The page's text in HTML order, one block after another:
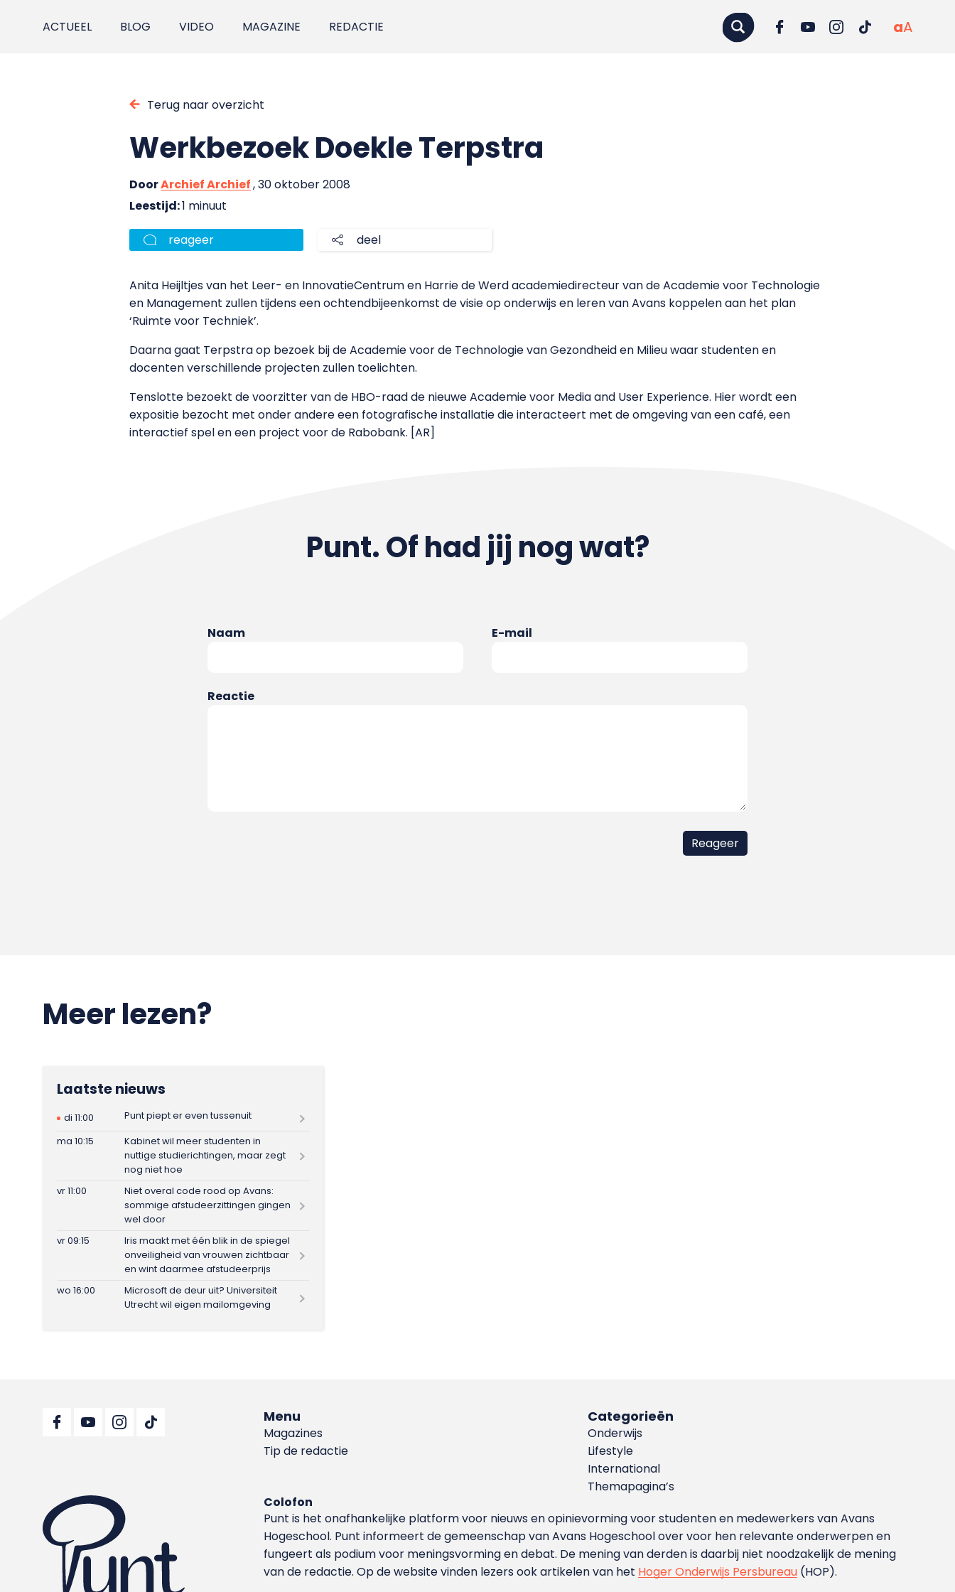
ACTUEEL BLOG VIDEO MAGAZINE REDACTIE aA
Terug naar overzicht
Werkbezoek Doekle Terpstra
DoorArchief Archief, 30 oktober 2008
Leestijd:1 minuut
reageer deel
Anita Heijltjes van het Leer- en InnovatieCentrum en Harrie de Werd academiedirecteur van de Academie voor Technologie
en Management zullen tijdens een ochtendbijeenkomst de visie op onderwijs en leren van Avans koppelen aan het plan
‘Ruimte voor Techniek’.
Daarna gaat Terpstra op bezoek bij de Academie voor de Technologie van Gezondheid en Milieu waar studenten en
docenten verschillende projecten zullen toelichten.
Tenslotte bezoekt de voorzitter van de HBO-raad de nieuwe Academie voor Media and User Experience. Hier wordt een
expositie bezocht met onder andere een fotografische installatie die interacteert met de omgeving van een café, een
interactief spel en een project voor de Rabobank. [AR]
Punt. Of had jij nog wat?
Naam E-mail
Reactie
Meer lezen?
Laatste nieuws
di 11:00
Punt piept er even tussenuit
ma 10:15
Kabinet wil meer studenten in
nuttige studierichtingen, maar zegt
nog niet hoe
vr 11:00
Niet overal code rood op Avans:
sommige afstudeerzittingen gingen
wel door
vr 09:15
Iris maakt met één blik in de spiegel
onveiligheid van vrouwen zichtbaar
en wint daarmee afstudeerprijs
wo 16:00
Microsoft de deur uit? Universiteit
Utrecht wil eigen mailomgeving
Menu
Magazines
Tip de redactie
Categorieën
Onderwijs
Lifestyle
International
Themapagina’s
Colofon
Punt is het onafhankelijke platform voor nieuws en opinievorming voor studenten en medewerkers van Avans
Hoge­school. Punt informeert de gemeenschap van Avans Hogeschool over voor hen relevante onderwerpen en
fungeert als podium voor meningsvorming en debat. De mening van derden is daarbij niet noodzakelijk de mening
van de redactie. Op de website vinden lezers ook artikelen van het Hoger Onderwijs Persbureau (HOP).